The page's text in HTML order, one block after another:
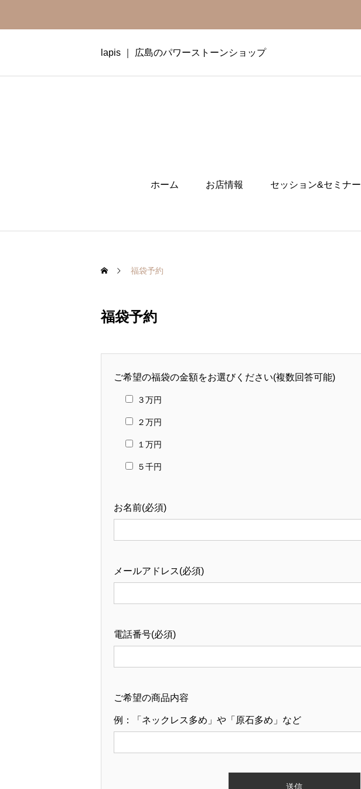
lapis ｜ 広島のパワーストーンショップ
ホーム お店情報 セッション&セミナー
福袋予約
福袋予約
ご希望の福袋の金額をお選びください(複数回答可能)
３万円
２万円
１万円
５千円
お名前(必須)
メールアドレス(必須)
電話番号(必須)
ご希望の商品内容
例：「ネックレス多め」や「原石多め」など